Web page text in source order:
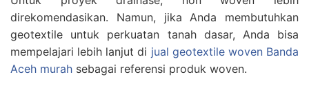
direkomendasikan. Namun, jika Anda membutuhkan
geotextile untuk perkuatan tanah dasar, Anda bisa
mempelajari lebih lanjut di jual geotextile woven Banda
Aceh murah sebagai referensi produk woven.